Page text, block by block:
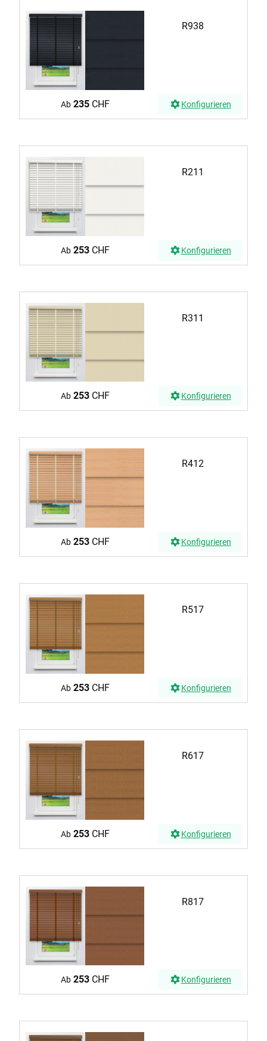
R938
Ab 235CHF Konfigurieren
R211
Ab 253CHF Konfigurieren
R311
Ab 253CHF Konfigurieren
R412
Ab 253CHF Konfigurieren
R517
Ab 253CHF Konfigurieren
R617
Ab 253CHF Konfigurieren
R817
Ab 253CHF Konfigurieren